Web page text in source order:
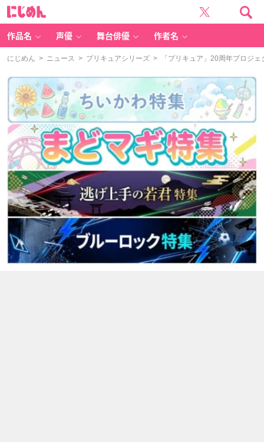
作品名 声優 舞台俳優 作者名
にじめん > ニュース > プリキュアシリーズ > 「プリキュア」20周年プロジェ